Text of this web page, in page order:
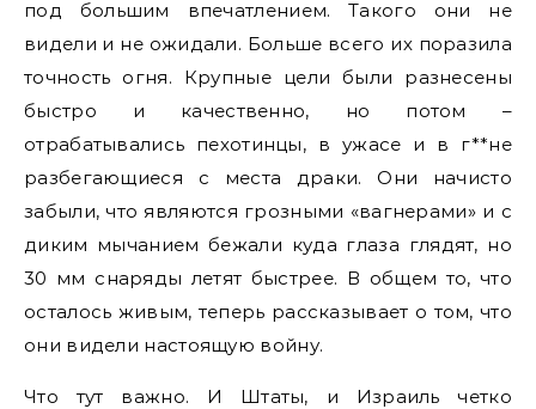
под большим впечатлением. Такого они не
видели и не ожидали. Больше всего их поразила
точность огня. Крупные цели были разнесены
быстро и качественно, но потом –
отрабатывались пехотинцы, в ужасе и в г**не
разбегающиеся с места драки. Они начисто
забыли, что являются грозными «вагнерами» и с
диким мычанием бежали куда глаза глядят, но
30 мм снаряды летят быстрее. В общем то, что
осталось живым, теперь рассказывает о том, что
они видели настоящую войну.
Что тут важно. И Штаты, и Израиль четко